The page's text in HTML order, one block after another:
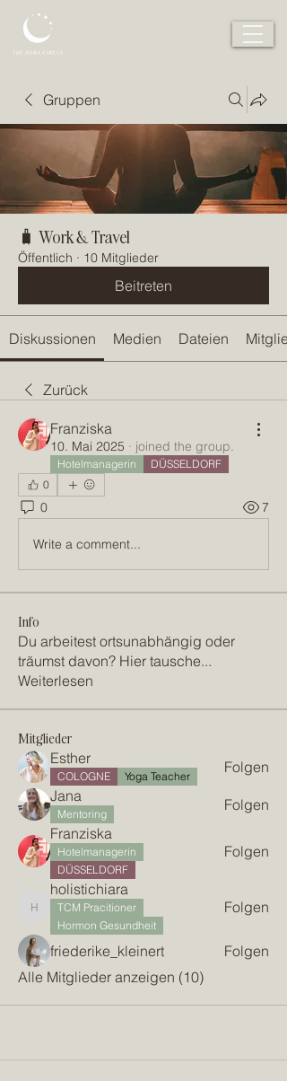
Gruppen
🧳 Work & Travel
Öffentlich · 10 Mitglieder
Beitreten
Diskussionen Medien Dateien
Zurück
Franziska
10. Mai 2025 · joined the group.
Hotelmanagerin
DÜSSELDORF
0
0 7
Write a comment...
Info
Du arbeitest ortsunabhängig oder
träumst davon? Hier tausche...
Weiterlesen
Mitglieder
Esther
COLOGNE Yoga Teacher
Folgen
Jana
Mentoring
Folgen
Franziska
Hotelmanagerin
DÜSSELDORF
Folgen
holistichiara
holistichiara
TCM Pracitioner
Hormon Gesundheit
Folgen
friederike_kleinert
Folgen
Alle Mitglieder anzeigen (10)